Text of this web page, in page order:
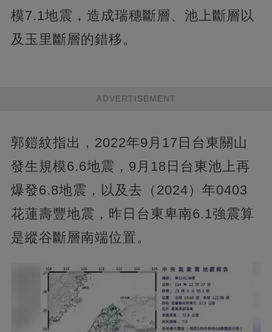
模7.1地震，造成瑞穗斷層、池上斷層以
及玉里斷層的錯移。
ADVERTISEMENT
郭鎧紋指出，2022年9月17日台東關山
發生規模6.6地震，9月18日台東池上再
爆發6.8地震，以及去（2024）年0403
花蓮壽豐地震，昨日台東卑南6.1強震算
是縱谷斷層南端位置。